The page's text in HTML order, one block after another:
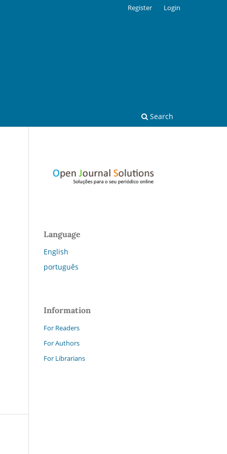
Search
Register Login
Language
English
português
Information
For Readers
For Authors
For Librarians